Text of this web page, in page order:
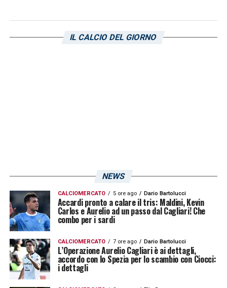
certe cose erano all’ordine del giorno, però,
dicevo che la malattia non mi è venuta per
uomo»
Le parole di Fabio Pisacane
profilo di un allenatore che vuole incidere
non solo sull’aspetto tecnico, ma anche sulla
struttura mentale del gruppo. La sua idea di
IL CALCIO DEL GIORNO
NEWS
CALCIOMERCATO 5 ore ago Dario Bartolucci
Accardi pronto a calare il tris: Maldini, Kevin
Carlos e Aurelio ad un passo dal Cagliari! Che
combo per i sardi
CALCIOMERCATO 7 ore ago Dario Bartolucci
L’Operazione Aurelio Cagliari è ai dettagli,
accordo con lo Spezia per lo scambio con Ciocci:
i dettagli